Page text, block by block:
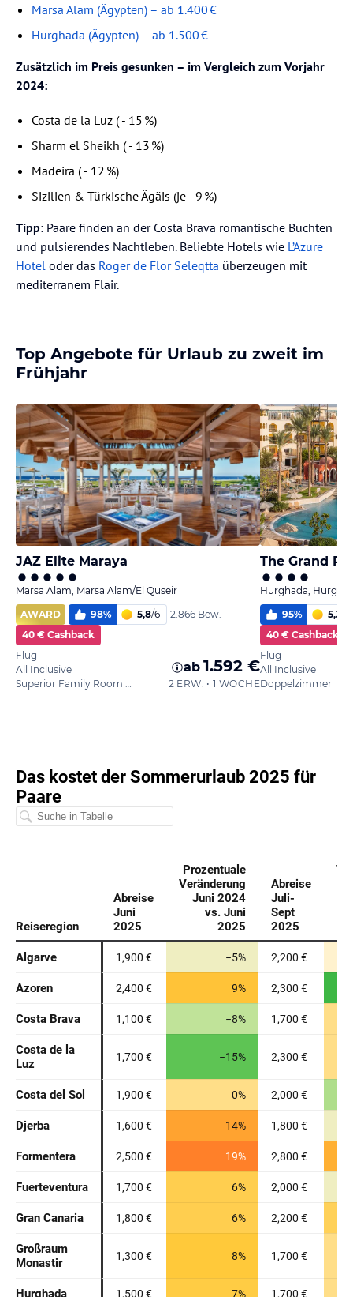
Marsa Alam (Ägypten) – ab 1.400 €
Hurghada (Ägypten) – ab 1.500 €
Zusätzlich im Preis gesunken – im Vergleich zum Vorjahr
2024:
Costa de la Luz ( - 15 %)
Sharm el Sheikh ( - 13 %)
Madeira ( - 12 %)
Sizilien & Türkische Ägäis (je - 9 %)
Tipp: Paare finden an der Costa Brava romantische Buchten
und pulsierendes Nachtleben. Beliebte Hotels wie L’Azure
Hotel oder das Roger de Flor Seleqtta überzeugen mit
mediterranem Flair.
Top Angebote für Urlaub zu zweit im
Frühjahr
JAZ Elite Maraya
Marsa Alam, Marsa Alam/El Quseir
AWARD
98% 5,8/6
2.866 Bew.
40 € Cashback
Flug
All Inclusive
ab 1.592 €
2 ERW. • 1 WOCHE
The Grand
Hurghada,
95% 5,3
40 € Cashback
Flug
All Inclusive
Doppelzimmer